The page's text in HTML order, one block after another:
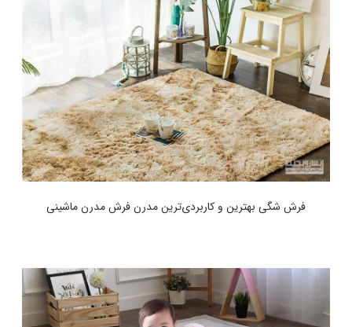
فرش شگی بهترین و کاربردی‌ترین مدرن فرش مدرن ماشینی